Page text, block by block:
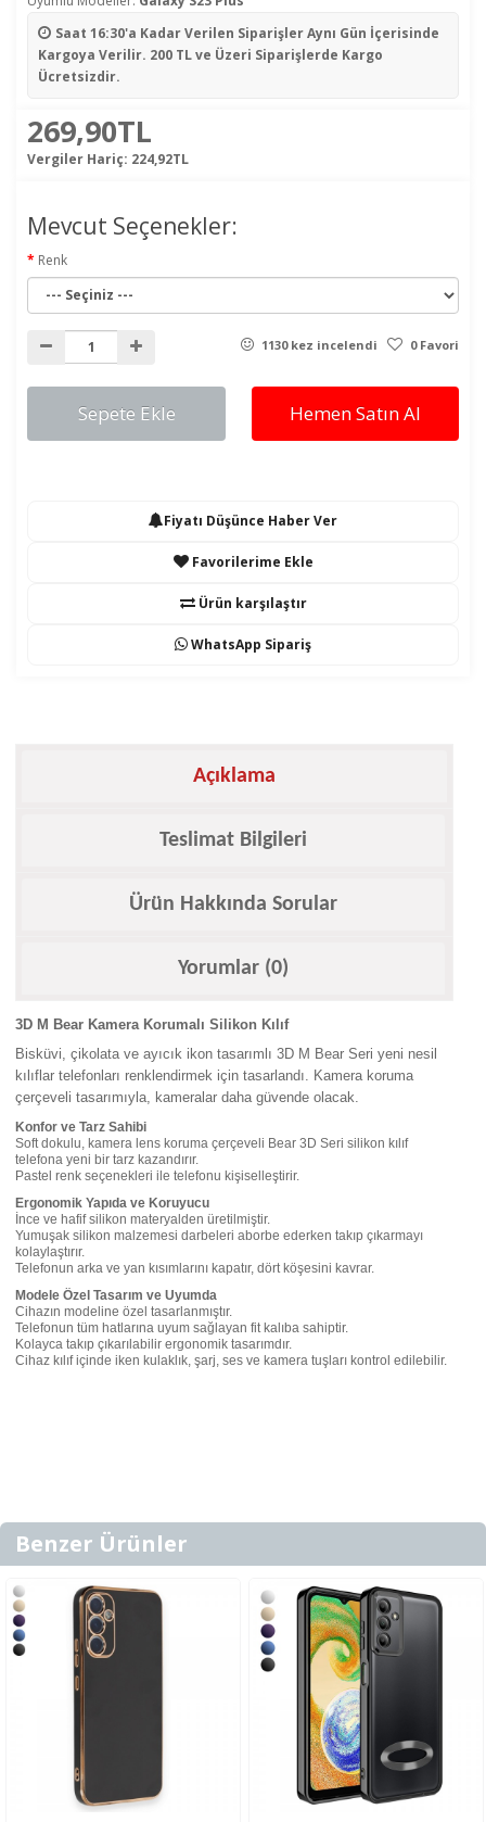
Saat 16:30'a Kadar Verilen SiparişlerAynı Gün İçerisinde
Kargoya Verilir. 200 TL ve Üzeri Siparişlerde Kargo
Ücretsizdir.
269,90TL
Vergiler Hariç: 224,92TL
Mevcut Seçenekler:
Renk
1130 kez incelendi 0 Favori
Sepete Ekle Hemen Satın Al
Fiyatı Düşünce Haber Ver
Favorilerime Ekle
Ürün karşılaştır
WhatsApp Sipariş
Açıklama
Teslimat Bilgileri
Ürün Hakkında Sorular
Yorumlar (0)
3D M Bear Kamera Korumalı Silikon Kılıf
Bisküvi, çikolata ve ayıcık ikon tasarımlı 3D M Bear Seri yeni nesil
kılıflar telefonları renklendirmek için tasarlandı. Kamera koruma
çerçeveli tasarımıyla, kameralar daha güvende olacak.
Konfor ve Tarz Sahibi
Soft dokulu, kamera lens koruma çerçeveli Bear 3D Seri silikon kılıf
telefona yeni bir tarz kazandırır.
Pastel renk seçenekleri ile telefonu kişiselleştirir.
Ergonomik Yapıda ve Koruyucu
İnce ve hafif silikon materyalden üretilmiştir.
Yumuşak silikon malzemesi darbeleri aborbe ederken takıp çıkarmayı
kolaylaştırır.
Telefonun arka ve yan kısımlarını kapatır, dört köşesini kavrar.
Modele Özel Tasarım ve Uyumda
Cihazın modeline özel tasarlanmıştır.
Telefonun tüm hatlarına uyum sağlayan fit kalıba sahiptir.
Kolayca takıp çıkarılabilir ergonomik tasarımdır.
Cihaz kılıf içinde iken kulaklık, şarj, ses ve kamera tuşları kontrol edilebilir.
Benzer Ürünler